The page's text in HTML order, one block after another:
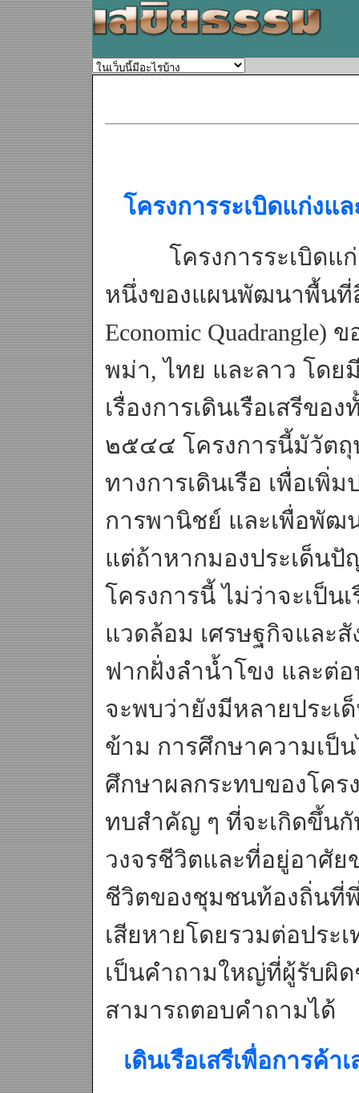
โครงการระเบิดแก่งแ
โครงการระเบิดแก่ง
หนึ่งของแผนพัฒนาพื้นที่
Economic
พม่า, ไทย และลาว โดย
เรื่องการเดินเรือเสรีขอ
๒๕๔๔ โครงการนี้มัวัตถุ
ทางการเดินเรือ เพื่อเพิ่
การพานิชย์ และเพื่อพัฒ
แต่ถ้าหากมองประเด็น
โครงการนี้ ไม่ว่าจะเป็น
แวดล้อม เศรษฐกิจและ
ฟากฝั่งลำน้ำโขง และต่อ
จะพบว่ายังมีหลายประเ
ข้าม การศึกษาความเป็
ศึกษาผลกระทบของโคร
ทบสำคัญ ๆ ที่จะเกิดขึ้นกั
วงจรชีวิตและที่อยู่อาศั
ชีวิตของชุมชนท้องถิ่นที่
เสียหายโดยรวมต่อประ
เป็นคำถามใหญ่ที่ผู้รับผิ
สามารถตอบคำถามได้
เดินเรือเสรีเพื่อการค้าเ